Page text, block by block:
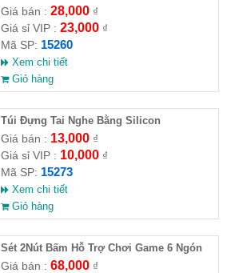
Giá bán : 28,000₫
Giá sỉ VIP : 23,000₫
Mã SP: 15260
Xem chi tiết
Giỏ hàng
Túi Đựng Tai Nghe Bằng Silicon
Giá bán : 13,000₫
Giá sỉ VIP : 10,000₫
Mã SP: 15273
Xem chi tiết
Giỏ hàng
Sét 2Nút Bấm Hỗ Trợ Chơi Game 6 Ngón
G21
Giá bán : 68,000₫